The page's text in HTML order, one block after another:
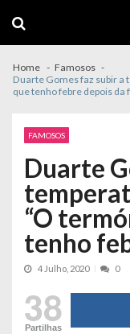
navigation
content
Home
Famosos
Duarte Gomes faz subir a
que tenho febre depois da
FAMOSOS
Duarte
“O
tenho
4 Julho, 2020 0
38
Partilhas